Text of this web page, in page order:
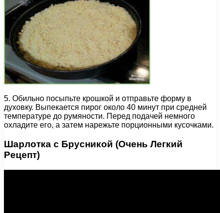
5. Обильно посыпьте крошкой и отправьте форму в
духовку. Выпекается пирог около 40 минут при средней
температуре до румяности. Перед подачей немного
охладите его, а затем нарежьте порционными кусочками.
Шарлотка с Брусникой (Очень Легкий
Рецепт)